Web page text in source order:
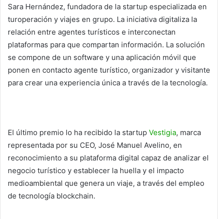
Sara Hernández, fundadora de la startup especializada en
turoperación y viajes en grupo. La iniciativa digitaliza la
relación entre agentes turísticos e interconectan
plataformas para que compartan información. La solución
se compone de un software y una aplicación móvil que
ponen en contacto agente turístico, organizador y visitante
para crear una experiencia única a través de la tecnología.
El último premio lo ha recibido la startup Vestigia, marca
representada por su CEO, José Manuel Avelino, en
reconocimiento a su plataforma digital capaz de analizar el
negocio turístico y establecer la huella y el impacto
medioambiental que genera un viaje, a través del empleo
de tecnología blockchain.